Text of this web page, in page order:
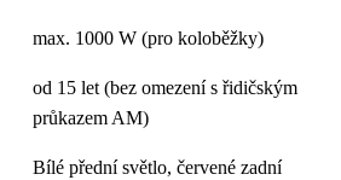
max. 1000 W (pro koloběžky)
od 15 let (bez omezení s řidičským
průkazem AM)
Bílé přední světlo, červené zadní